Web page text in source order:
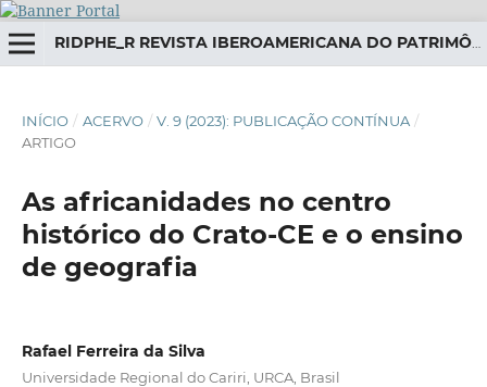
RIDPHE_R REVISTA IBEROAMERICANA DO PATRIMÔNIO HISTÓRICO-EDUCATIVO
INÍCIO / ACERVO / V. 9 (2023): PUBLICAÇÃO CONTÍNUA /
ARTIGO
As africanidades no centro
histórico do Crato-CE e o ensino
de geografia
Rafael Ferreira da Silva
Universidade Regional do Cariri, URCA, Brasil